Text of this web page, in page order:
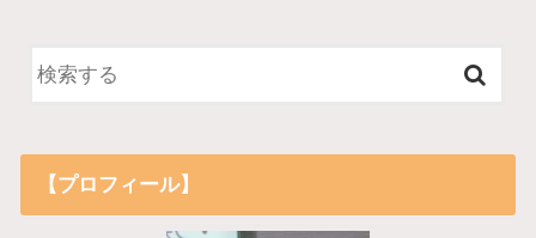
【プロフィール】